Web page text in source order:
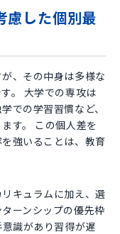
慮した個別最
、その中身は多様な
。 大学での専攻は
での学習習慣など、
す。 この個人差を
強いることは、教育
キュラムに加え、選
ーンシップの優先枠
識があり習得が遅